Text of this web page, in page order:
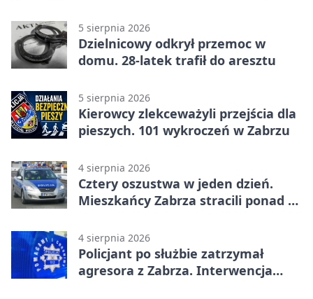
5 sierpnia 2026
Dzielnicowy odkrył przemoc w
domu. 28-latek trafił do aresztu
5 sierpnia 2026
Kierowcy zlekceważyli przejścia dla
pieszych. 101 wykroczeń w Zabrzu
4 sierpnia 2026
Cztery oszustwa w jeden dzień.
Mieszkańcy Zabrza stracili ponad 6
4 sierpnia 2026
Policjant po służbie zatrzymał
agresora z Zabrza. Interwencja